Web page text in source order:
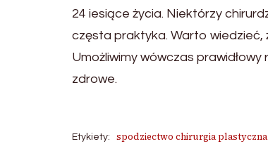
24 iesiące życia. Niektórzy
częsta praktyka. Warto wiedzieć,
Umożliwimy wówczas
zdrowe.
Etykiety: spodziectwo chirurgia plastyczna